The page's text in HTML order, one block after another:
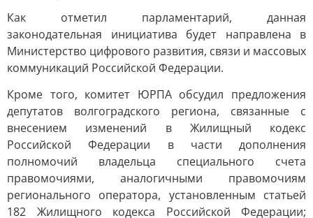
Как отметил парламентарий, данная
законодательная инициатива будет направлена в
Министерство цифрового развития, связи и массовых
коммуникаций Российской Федерации.
Кроме того, комитет ЮРПА обсудил предложения
депутатов волгоградского региона, связанные с
внесением изменений в Жилищный кодекс
Российской Федерации в части дополнения
полномочий владельца специального счета
правомочиями, аналогичными правомочиям
регионального оператора, установленным статьей
182 Жилищного кодекса Российской Федерации;